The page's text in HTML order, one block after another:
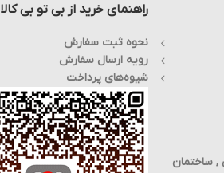
فرهانی , ساختمان
راهنمای خرید از بی تو بی کالا
نحوه ثبت سفارش
رویه ارسال سفارش
شیوه‌های پرداخت